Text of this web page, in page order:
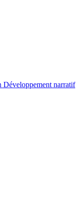
Développement narratif